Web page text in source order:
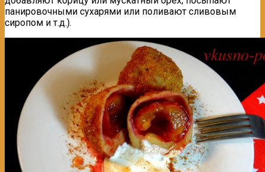
панировочными сухарями или поливают сливовым
сиропом и т.д.).